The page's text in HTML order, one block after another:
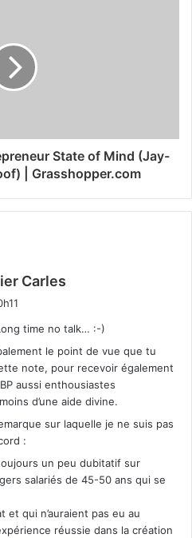
State of Mind (Jay-
| Grasshopper.com
Carles
:
time no talk… :-)
le point de vue que tu
note, pour recevoir également
aussi enthousiastes
d’une aide divine.
sur laquelle je ne suis pas
:
un peu dubitatif sur
salariés de 45-50 ans qui se
et qui n’auraient pas eu au
réussie dans la création